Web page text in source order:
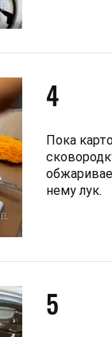
4
Пока
нему лук.
5